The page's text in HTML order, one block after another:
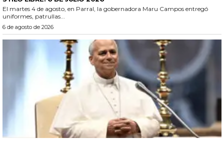
El martes 4 de agosto, en Parral, la gobernadora Maru Campos entregó
uniformes, patrullas...
6 de agosto de 2026